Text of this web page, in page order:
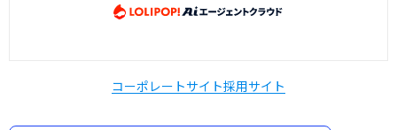
コーポレートサイト採用サイト